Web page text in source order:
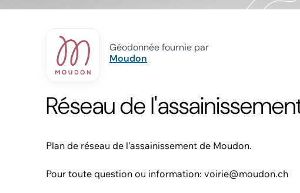
Géodonnée fournie par
Moudon
Réseau de
Plan de réseau de l'assainissement de Moudon.
Pour toute question ou information: voirie@moudon.ch